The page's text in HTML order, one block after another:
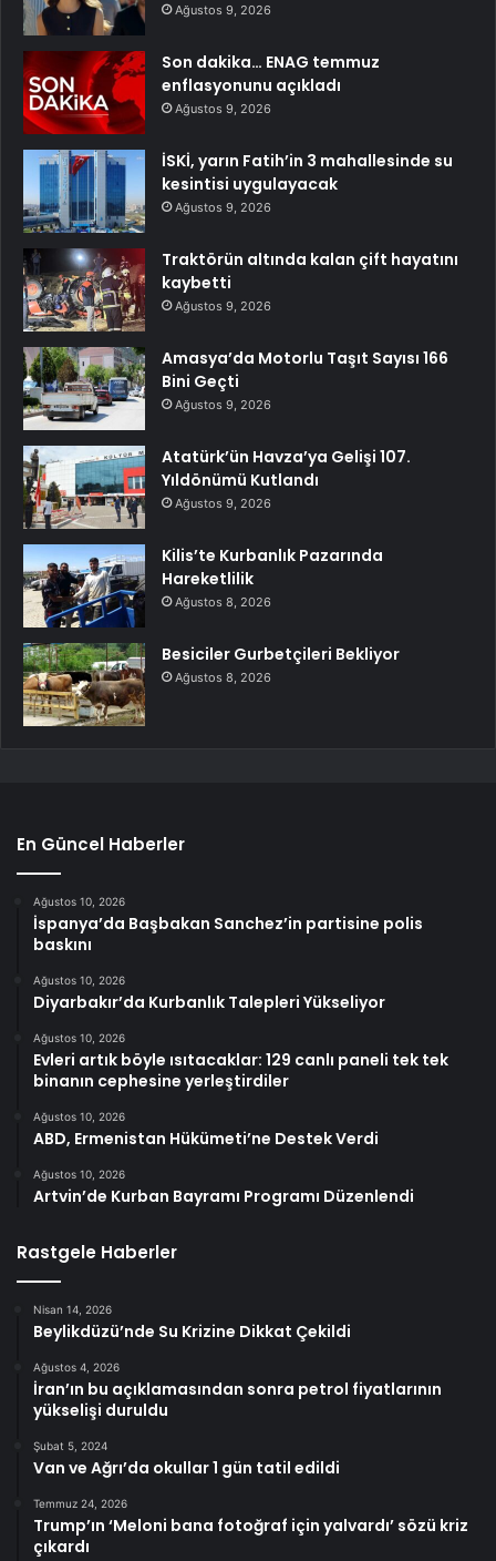
Ağustos 9, 2026
Son dakika… ENAG temmuz
enflasyonunu açıkladı
Ağustos 9, 2026
İSKİ, yarın Fatih’in 3 mahallesinde su
kesintisi uygulayacak
Ağustos 9, 2026
Traktörün altında kalan çift hayatını
kaybetti
Ağustos 9, 2026
Amasya’da Motorlu Taşıt Sayısı 166
Bini Geçti
Ağustos 9, 2026
Atatürk’ün Havza’ya Gelişi 107.
Yıldönümü Kutlandı
Ağustos 9, 2026
Kilis’te Kurbanlık Pazarında
Hareketlilik
Ağustos 8, 2026
Besiciler Gurbetçileri Bekliyor
Ağustos 8, 2026
En Güncel Haberler
Ağustos 10, 2026
İspanya’da Başbakan Sanchez’in partisine polis
baskını
Ağustos 10, 2026
Diyarbakır’da Kurbanlık Talepleri Yükseliyor
Ağustos 10, 2026
Evleri artık böyle ısıtacaklar: 129 canlı paneli tek tek
binanın cephesine yerleştirdiler
Ağustos 10, 2026
ABD, Ermenistan Hükümeti’ne Destek Verdi
Ağustos 10, 2026
Artvin’de Kurban Bayramı Programı Düzenlendi
Rastgele Haberler
Nisan 14, 2026
Beylikdüzü’nde Su Krizine Dikkat Çekildi
Ağustos 4, 2026
İran’ın bu açıklamasından sonra petrol fiyatlarının
yükselişi duruldu
Şubat 5, 2024
Van ve Ağrı’da okullar 1 gün tatil edildi
Temmuz 24, 2026
Trump’ın ‘Meloni bana fotoğraf için yalvardı’ sözü kriz
çıkardı